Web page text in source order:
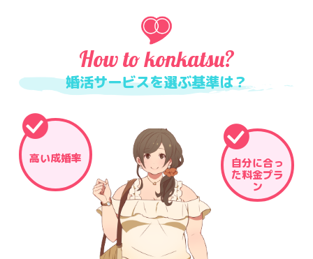
How to konkatsu?
婚活サービスを選ぶ基準は？
高い成婚率
自分に合っ
た料金プラ
ン